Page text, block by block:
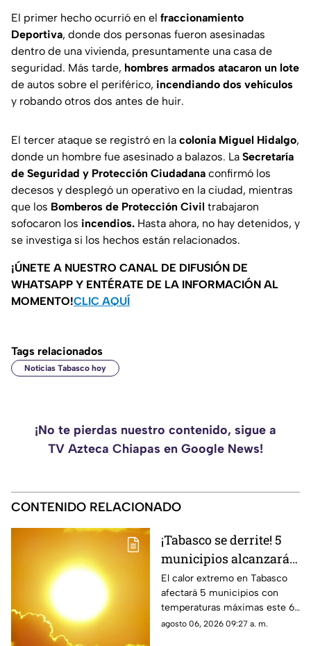
El primer hecho ocurrió en el fraccionamiento
Deportiva, donde dos personas fueron asesinadas
dentro de una vivienda, presuntamente una casa de
seguridad. Más tarde, hombres armados atacaron un lote
de autos sobre el periférico, incendiando dos vehículos
y robando otros dos antes de huir.
El tercer ataque se registró en la colonia Miguel Hidalgo,
donde un hombre fue asesinado a balazos. La Secretaría
de Seguridad y Protección Ciudadana confirmó los
decesos y desplegó un operativo en la ciudad, mientras
que los Bomberos de Protección Civil trabajaron
sofocaron los incendios. Hasta ahora, no hay detenidos, y
se investiga si los hechos están relacionados.
¡ÚNETE A NUESTRO CANAL DE DIFUSIÓN DE
WHATSAPP Y ENTÉRATE DE LA INFORMACIÓN AL
MOMENTO!CLIC AQUÍ
Tags relacionados
Noticias Tabasco hoy
¡No te pierdas nuestro contenido, sigue a
TV Azteca Chiapas en Google News!
CONTENIDO RELACIONADO
¡Tabasco se derrite! 5
municipios alcanzarán
temperaturas extremas
hoy jueves
El calor extremo en Tabasco
afectará 5 municipios con
temperaturas máximas este 6
de agosto de 2026. Conoce la
agosto 06, 2026 09:27 a. m.